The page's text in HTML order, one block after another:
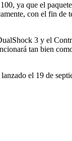
ya que el
con el fin de
3 y el
tan bien
el 19 de